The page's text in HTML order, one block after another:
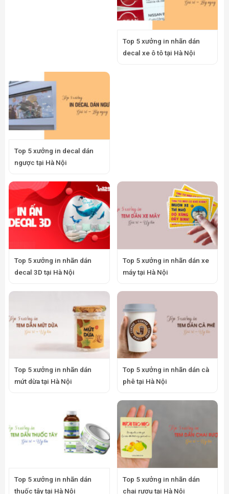
Top 5 xưởng in nhãn dán
decal xe ô tô tại Hà Nội
Top 5 xưởng in decal dán
ngược tại Hà Nội
Top 5 xưởng in nhãn dán
decal 3D tại Hà Nội
Top 5 xưởng in nhãn dán xe
máy tại Hà Nội
Top 5 xưởng in nhãn dán
mứt dừa tại Hà Nội
Top 5 xưởng in nhãn dán cà
phê tại Hà Nội
Top 5 xưởng in nhãn dán
thuốc tây tại Hà Nội
Top 5 xưởng in nhãn dán
chai rượu tại Hà Nội